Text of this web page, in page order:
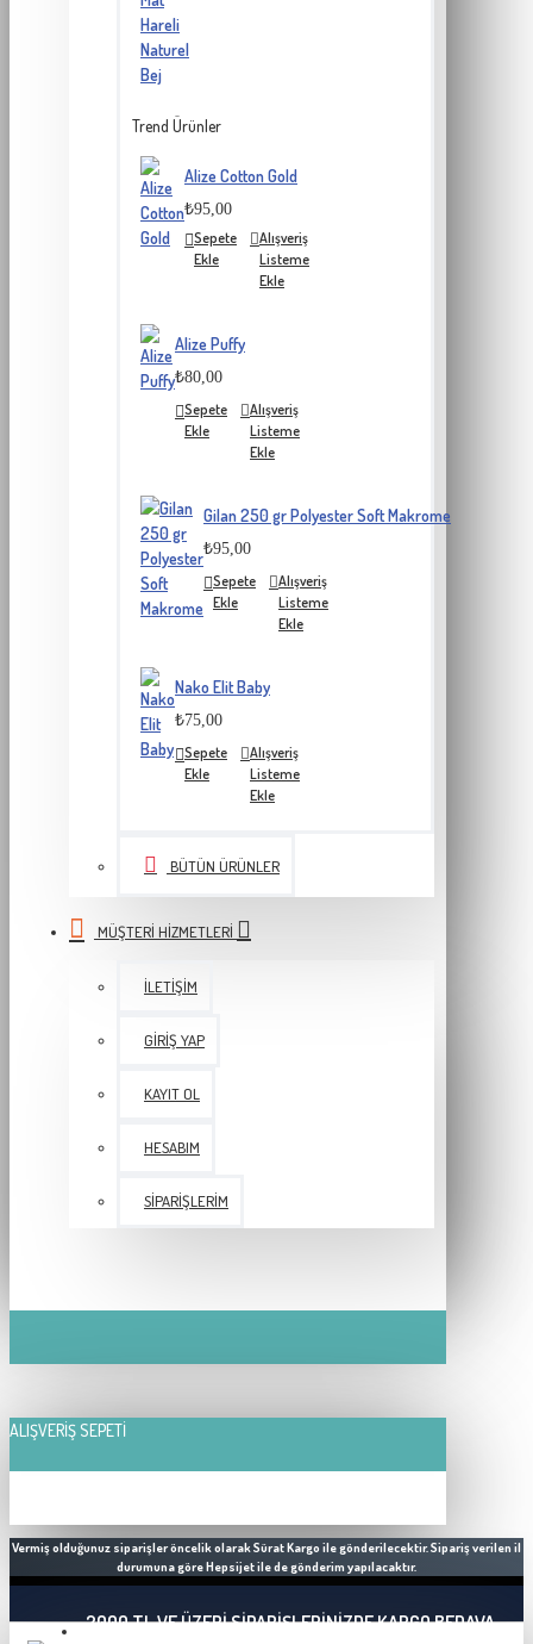
Trend Ürünler
Alize Cotton Gold
₺95,00
Sepete
Ekle
Alışveriş
Listeme
Ekle
Alize Puffy
₺80,00
Sepete
Ekle
Alışveriş
Listeme
Ekle
Gilan 250 gr Polyester Soft Makrome
₺95,00
Sepete
Ekle
Alışveriş
Listeme
Ekle
Nako Elit Baby
₺75,00
Sepete
Ekle
Alışveriş
Listeme
Ekle
BÜTÜN ÜRÜNLER
MÜŞTERI HIZMETLERI
İLETIŞIM
GIRIŞ YAP
KAYIT OL
HESABIM
SIPARIŞLERIM
ALIŞVERIŞ SEPETI
Vermiş olduğunuz siparişler öncelik olarak Sürat Kargo ile gönderilecektir. Sipariş verilen il
durumuna göre Hepsijet ile de gönderim yapılacaktır.
2000 TL VE ÜZERI SIPARIŞLERINIZDE KARGO BEDAVA